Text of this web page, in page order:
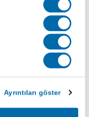
Ayrıntıları göster
yatırımcı için
hem Türkiye’de iki
yurt dışı yatırım